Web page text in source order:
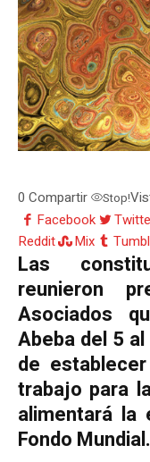
0 Compartir Stop!
Facebook
Reddit
Mix
Las
reunieron
Asociados
Abeba del 5
de
trabajo para
alimentará la
Fondo Mundial.